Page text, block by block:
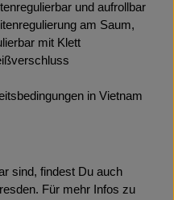
und aufrollbar
am Saum,
mit Klett
in Vietnam
sind, findest Du auch
Für mehr Infos zu